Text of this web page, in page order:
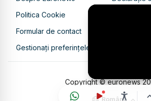
Politica Cookie
Politica de
Formular de contact
Gestionați preferințele
Copyright © euronews
Română